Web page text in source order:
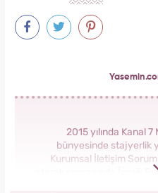
2015 yılında Kanal
bünyesinde stajyerlik
Kurumsal İletişim
atarak sonrasında İçerik